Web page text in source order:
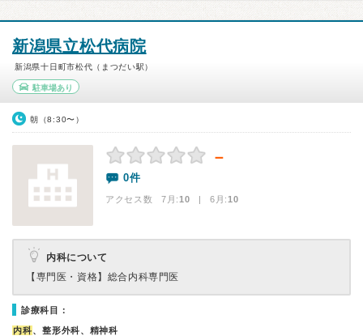
新潟県立松代病院
新潟県十日町市松代（まつだい駅）
駐車場あり
朝（8:30〜）
－
0件
アクセス数 7月:10 | 6月:10
内科について
【専門医・資格】 総合内科専門医
診療科目：
内科、整形外科、精神科